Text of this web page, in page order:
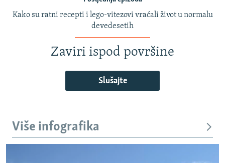
Kako su ratni recepti i lego-vitezovi vraćali život u normalu
devedesetih
Zaviri ispod površine
Slušajte
Više infografika